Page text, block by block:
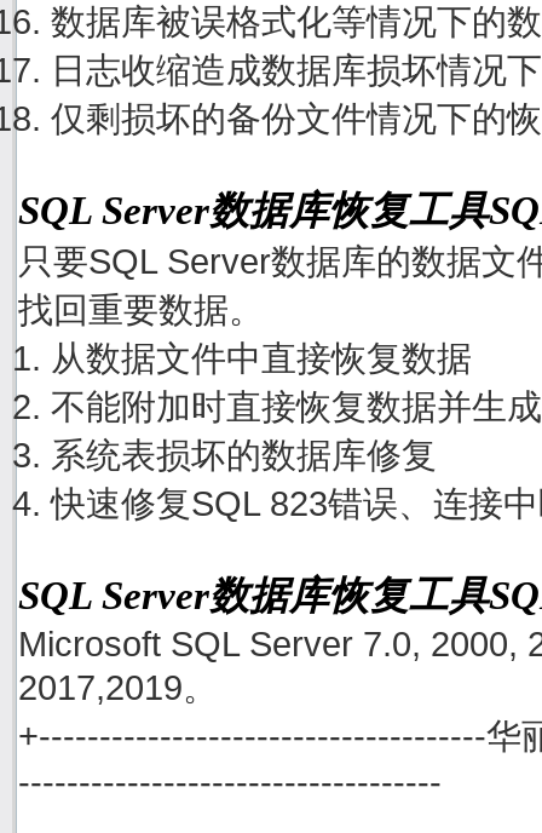
数据库被误格式化等情况下的
日志收缩造成数据库损坏情况
仅剩损坏的备份文件情况下的
SQL Server数据库恢复工具
只要SQL Server数据库的数据文
找回重要数据。
从数据文件中直接恢复数据
不能附加时直接恢复数据并生
系统表损坏的数据库修复
快速修复SQL 823错误、连接
SQL Server数据库恢复工具
Microsoft SQL Server 7.0, 2000,
2017,2019。
+-------------------------------------华
-----------------------------------